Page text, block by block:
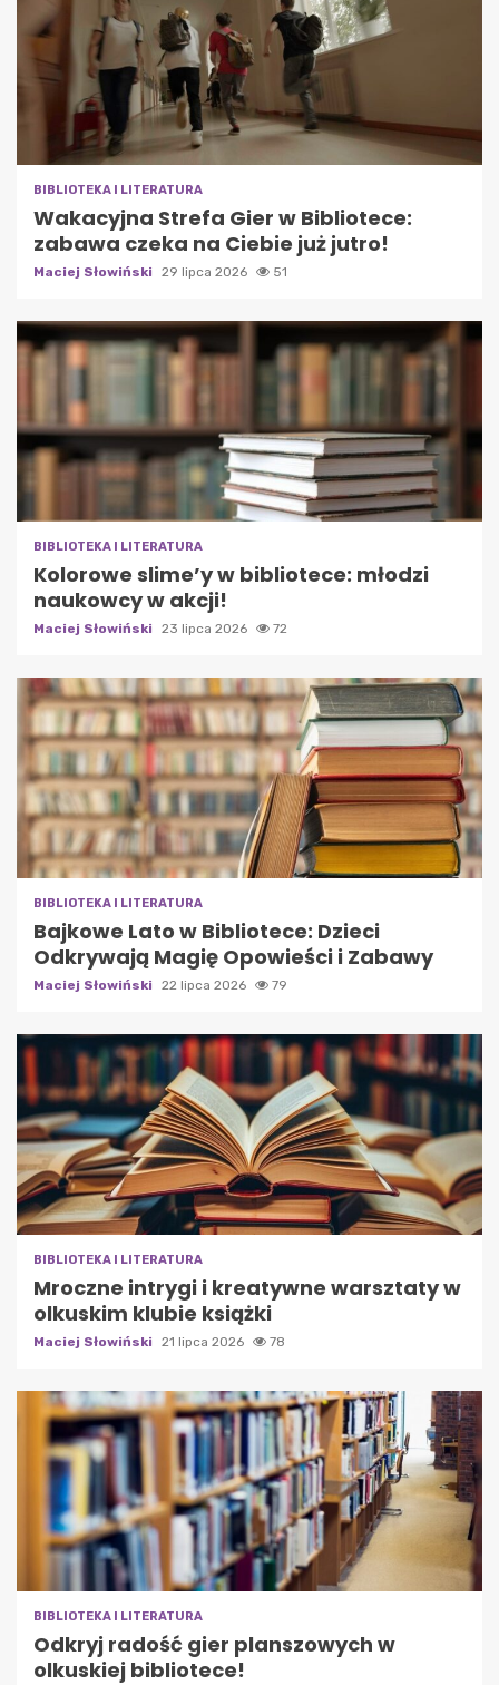
BIBLIOTEKA I LITERATURA
Wakacyjna Strefa Gier w Bibliotece:
zabawa czeka na Ciebie już jutro!
Maciej Słowiński 29 lipca 2026 51
BIBLIOTEKA I LITERATURA
Kolorowe slime’y w bibliotece: młodzi
naukowcy w akcji!
Maciej Słowiński 23 lipca 2026 72
BIBLIOTEKA I LITERATURA
Bajkowe Lato w Bibliotece: Dzieci
Odkrywają Magię Opowieści i Zabawy
Maciej Słowiński 22 lipca 2026 79
BIBLIOTEKA I LITERATURA
Mroczne intrygi i kreatywne warsztaty w
olkuskim klubie książki
Maciej Słowiński 21 lipca 2026 78
BIBLIOTEKA I LITERATURA
Odkryj radość gier planszowych w
olkuskiej bibliotece!